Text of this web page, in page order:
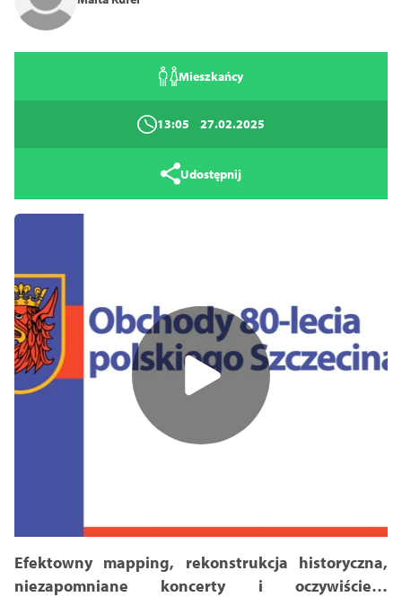
Zamknij
Mieszkańcy
13:05 27.02.2025
Udostępnij
Efektowny mapping, rekonstrukcja historyczna,
niezapomniane koncerty i oczywiście…